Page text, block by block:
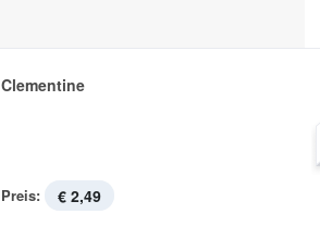
Clementine
Preis: € 2,49